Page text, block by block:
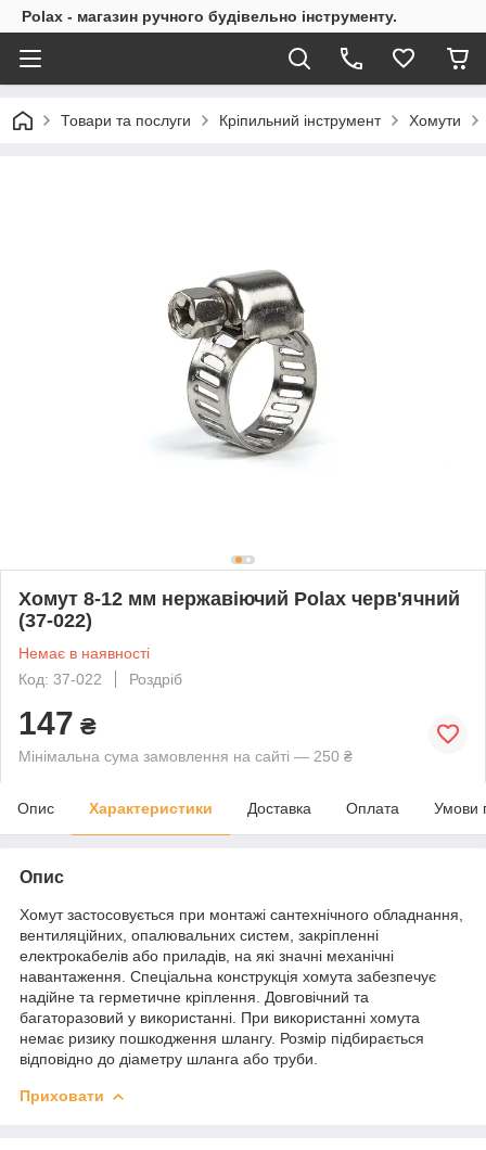
Polax - магазин ручного будівельно інструменту.
Товари та послуги Кріпильний інструмент Хомути
Хомут 8-12 мм нержавіючий Polax черв'ячний
(37-022)
Немає в наявності
Код: 37-022
Роздріб
147 ₴
Мінімальна сума замовлення на сайті — 250 ₴
Опис Характеристики Доставка Оплата Умови
Опис
Хомут застосовується при монтажі сантехнічного обладнання,
вентиляційних, опалювальних систем, закріпленні
електрокабелів або приладів, на які значні механічні
навантаження. Спеціальна конструкція хомута забезпечує
надійне та герметичне кріплення. Довговічний та
багаторазовий у використанні. При використанні хомута
немає ризику пошкодження шлангу. Розмір підбирається
відповідно до діаметру шланга або труби.
Приховати